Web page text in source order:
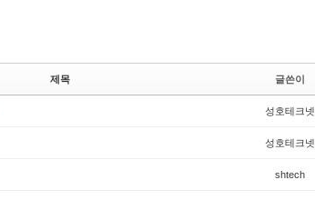
제목 글쓴이
성호테크넷
성호테크넷
shtech